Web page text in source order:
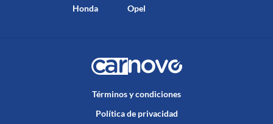
Honda
Opel
Términos y condiciones
Política de privacidad